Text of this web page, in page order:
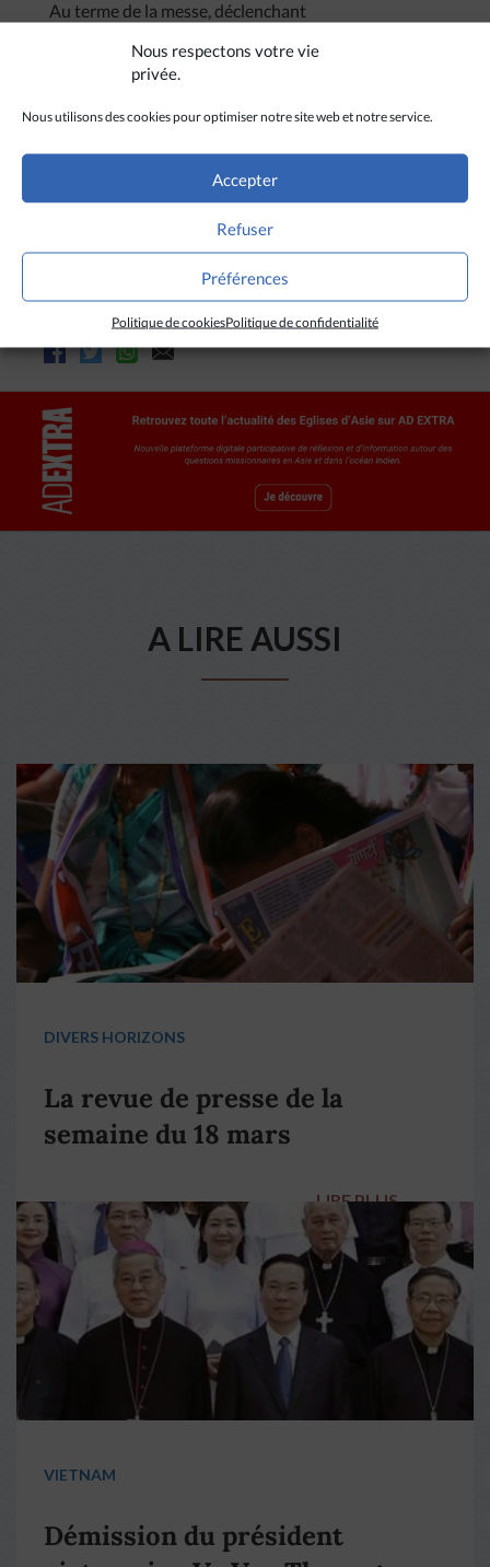
Nous respectons votre vie
privée.
Nous utilisons des cookies pour optimiser notre site web et notre service.
Accepter
Refuser
Préférences
Politique de cookiesPolitique de confidentialité
Au terme de la messe, déclenchant
Oswald Gracias, archevêque de Bombay et
président de la Fédération des Conférences
épiscopales d’Asie (FABC selon son acronyme
anglais), a annoncé que les VIIèmes Journées
asiatiques de la jeunesse auraient lieu en 2017 en
A LIRE AUSSI
DIVERS HORIZONS
La revue de presse de la
semaine du 18 mars
LIRE PLUS →
VIETNAM
Démission du président